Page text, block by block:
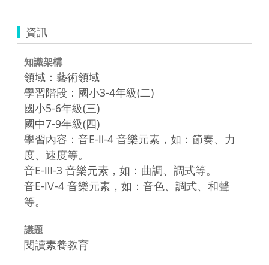
資訊
知識架構
領域：藝術領域
學習階段：國小3-4年級(二)
國小5-6年級(三)
國中7-9年級(四)
學習內容：音E-Ⅱ-4 音樂元素，如：節奏、力
度、速度等。
音E-Ⅲ-3 音樂元素，如：曲調、調式等。
音E-Ⅳ-4 音樂元素，如：音色、調式、和聲
等。
議題
閱讀素養教育